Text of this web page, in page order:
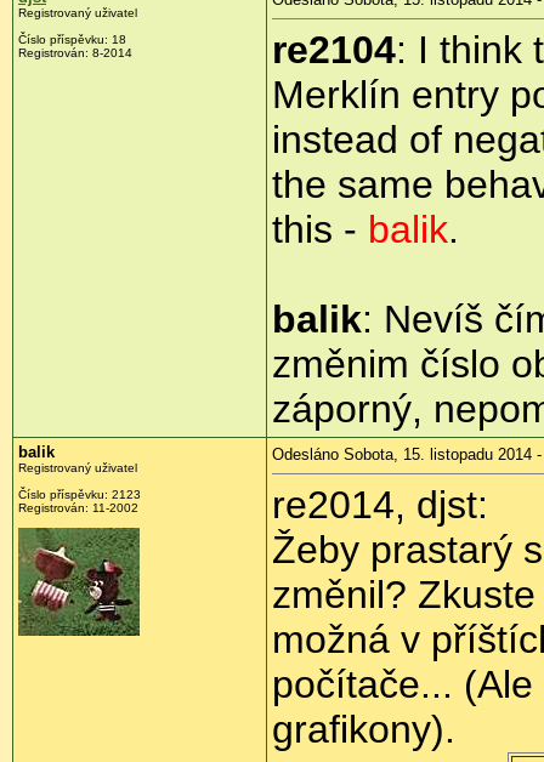
Registrovaný uživatel
Číslo příspěvku: 18
Registrován: 8-2014 re2104: I think
Merklín entry
instead of
the same
this - balik.
balik: Nevíš
změnim číslo
záporný,
balik
Registrovaný uživatel
Číslo příspěvku: 2123
Registrován: 11-2002
Odesláno Sobota, 15. listopadu 2014
re2014, djst:
Žeby prastarý
změnil?
možná v
počítače...
grafikony).